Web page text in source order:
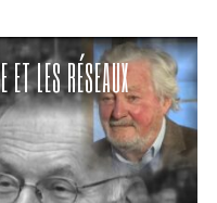
LES RÉSEAUX